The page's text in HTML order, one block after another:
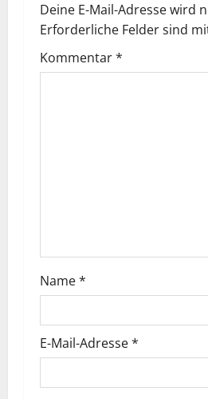
Deine E-Mail-Adresse wird
Erforderliche Felder sind
Kommentar*
Name*
E-Mail-Adresse*